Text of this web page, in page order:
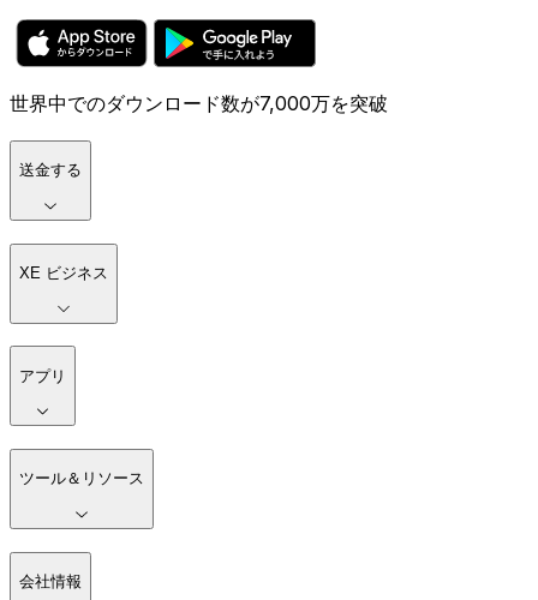
世界中でのダウンロード数が7,000万を突破
送金する
XE ビジネス
アプリ
ツール＆リソース
会社情報